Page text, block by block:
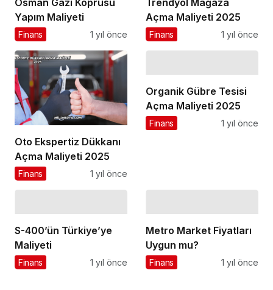
Yapım Maliyeti
Finans 1 yıl önce
Açma Maliyeti 2025
Finans 1 yıl önce
Oto Ekspertiz Dükkanı
Açma Maliyeti 2025
Finans 1 yıl önce
Organik Gübre Tesisi
Açma Maliyeti 2025
Finans 1 yıl önce
S-400’ün Türkiye’ye
Maliyeti
Finans 1 yıl önce
Metro Market Fiyatları
Uygun mu?
Finans 1 yıl önce